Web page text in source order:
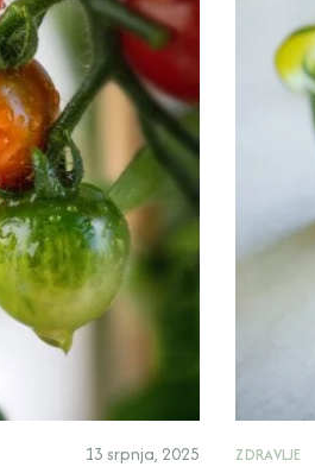
13 srpnja, 2025 ZDRAVLJE